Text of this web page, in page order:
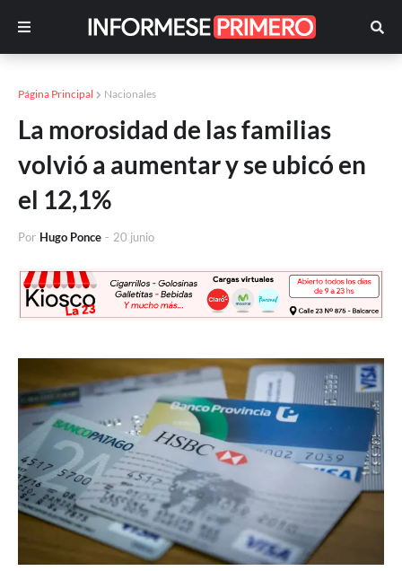
Página Principal Nacionales
La morosidad de las familias
volvió a aumentar y se ubicó en
el 12,1%
Por Hugo Ponce - 20 junio